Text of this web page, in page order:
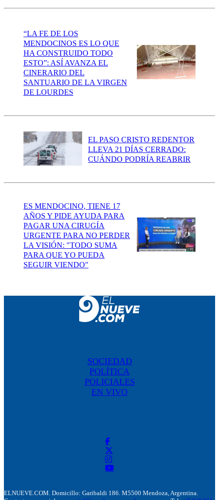
“LA FE DE LOS
MENDOCINOS ES LO QUE
HA CONSTRUIDO TODO
ESTO”: ASÍ AVANZA EL
CINERARIO DEL
SANTUARIO DE LA VIRGEN
DE LOURDES
EL PASO CRISTO REDENTOR
LLEVA 21 DÍAS CERRADO:
CUÁNDO PODRÍA REABRIR
ES MENDOCINO, TIENE 17
AÑOS Y PIDE AYUDA PARA
PAGAR UNA CIRUGÍA
URGENTE PARA NO PERDER
LA VISIÓN: "TODO SUMA
PARA QUE YO PUEDA
SEGUIR VIENDO"
SOCIEDAD
POLÍTICA
POLICIALES
EN VIVO
ELNUEVE.COM. Domicillo: Garibaldi 186. M5500 Mendoza, Argentina.